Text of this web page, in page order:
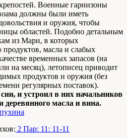
Военные гарнизоны
должны были иметь
и оружия, чтобы
областей. Подобно детальным
из Мари, в которых
продуктов, масла и слабых
временных запасов (на
на месяц), летописец приводит
продуктов и оружия (без
регулярных поставок).
и устроил в них начальников
деревянного масла и вина.
2 Пар: 11: 11-11